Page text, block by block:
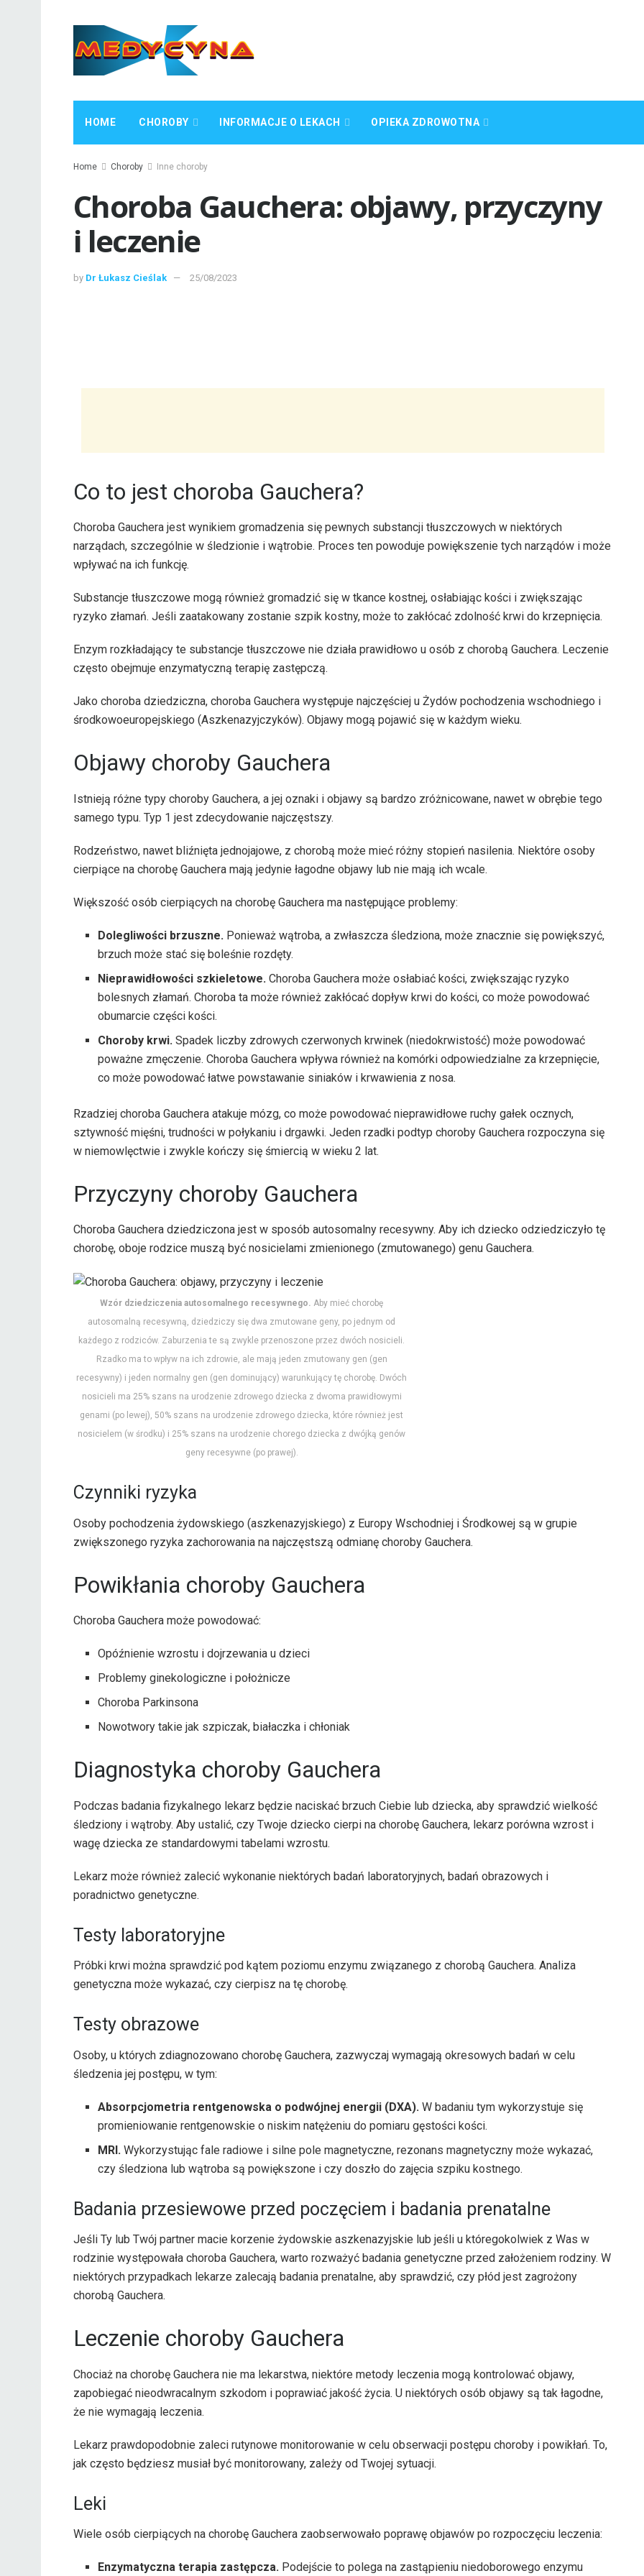
HOME CHOROBY INFORMACJE O LEKACH OPIEKA ZDROWOTNA
Home Choroby Inne choroby
Choroba Gauchera: objawy, przyczyny
i leczenie
by Dr Łukasz Cieślak 25/08/2023
Co to jest choroba Gauchera?
Choroba Gauchera jest wynikiem gromadzenia się pewnych substancji tłuszczowych w niektórych
narządach, szczególnie w śledzionie i wątrobie. Proces ten powoduje powiększenie tych narządów i może
wpływać na ich funkcję.
Substancje tłuszczowe mogą również gromadzić się w tkance kostnej, osłabiając kości i zwiększając
ryzyko złamań. Jeśli zaatakowany zostanie szpik kostny, może to zakłócać zdolność krwi do krzepnięcia.
Enzym rozkładający te substancje tłuszczowe nie działa prawidłowo u osób z chorobą Gauchera. Leczenie
często obejmuje enzymatyczną terapię zastępczą.
Jako choroba dziedziczna, choroba Gauchera występuje najczęściej u Żydów pochodzenia wschodniego i
środkowoeuropejskiego (Aszkenazyjczyków). Objawy mogą pojawić się w każdym wieku.
Objawy choroby Gauchera
Istnieją różne typy choroby Gauchera, a jej oznaki i objawy są bardzo zróżnicowane, nawet w obrębie tego
samego typu. Typ 1 jest zdecydowanie najczęstszy.
Rodzeństwo, nawet bliźnięta jednojajowe, z chorobą może mieć różny stopień nasilenia. Niektóre osoby
cierpiące na chorobę Gauchera mają jedynie łagodne objawy lub nie mają ich wcale.
Większość osób cierpiących na chorobę Gauchera ma następujące problemy:
Dolegliwości brzuszne. Ponieważ wątroba, a zwłaszcza śledziona, może znacznie się powiększyć,
brzuch może stać się boleśnie rozdęty.
Nieprawidłowości szkieletowe. Choroba Gauchera może osłabiać kości, zwiększając ryzyko
bolesnych złamań. Choroba ta może również zakłócać dopływ krwi do kości, co może powodować
obumarcie części kości.
Choroby krwi. Spadek liczby zdrowych czerwonych krwinek (niedokrwistość) może powodować
poważne zmęczenie. Choroba Gauchera wpływa również na komórki odpowiedzialne za krzepnięcie,
co może powodować łatwe powstawanie siniaków i krwawienia z nosa.
Rzadziej choroba Gauchera atakuje mózg, co może powodować nieprawidłowe ruchy gałek ocznych,
sztywność mięśni, trudności w połykaniu i drgawki. Jeden rzadki podtyp choroby Gauchera rozpoczyna się
w niemowlęctwie i zwykle kończy się śmiercią w wieku 2 lat.
Przyczyny choroby Gauchera
Choroba Gauchera dziedziczona jest w sposób autosomalny recesywny. Aby ich dziecko odziedziczyło tę
chorobę, oboje rodzice muszą być nosicielami zmienionego (zmutowanego) genu Gauchera.
Wzór dziedziczenia autosomalnego recesywnego. Aby mieć chorobę
autosomalną recesywną, dziedziczy się dwa zmutowane geny, po jednym od
każdego z rodziców. Zaburzenia te są zwykle przenoszone przez dwóch nosicieli.
Rzadko ma to wpływ na ich zdrowie, ale mają jeden zmutowany gen (gen
recesywny) i jeden normalny gen (gen dominujący) warunkujący tę chorobę. Dwóch
nosicieli ma 25% szans na urodzenie zdrowego dziecka z dwoma prawidłowymi
genami (po lewej), 50% szans na urodzenie zdrowego dziecka, które również jest
nosicielem (w środku) i 25% szans na urodzenie chorego dziecka z dwójką genów
geny recesywne (po prawej).
Czynniki ryzyka
Osoby pochodzenia żydowskiego (aszkenazyjskiego) z Europy Wschodniej i Środkowej są w grupie
zwiększonego ryzyka zachorowania na najczęstszą odmianę choroby Gauchera.
Powikłania choroby Gauchera
Choroba Gauchera może powodować:
Opóźnienie wzrostu i dojrzewania u dzieci
Problemy ginekologiczne i położnicze
Choroba Parkinsona
Nowotwory takie jak szpiczak, białaczka i chłoniak
Diagnostyka choroby Gauchera
Podczas badania fizykalnego lekarz będzie naciskać brzuch Ciebie lub dziecka, aby sprawdzić wielkość
śledziony i wątroby. Aby ustalić, czy Twoje dziecko cierpi na chorobę Gauchera, lekarz porówna wzrost i
wagę dziecka ze standardowymi tabelami wzrostu.
Lekarz może również zalecić wykonanie niektórych badań laboratoryjnych, badań obrazowych i
poradnictwo genetyczne.
Testy laboratoryjne
Próbki krwi można sprawdzić pod kątem poziomu enzymu związanego z chorobą Gauchera. Analiza
genetyczna może wykazać, czy cierpisz na tę chorobę.
Testy obrazowe
Osoby, u których zdiagnozowano chorobę Gauchera, zazwyczaj wymagają okresowych badań w celu
śledzenia jej postępu, w tym:
Absorpcjometria rentgenowska o podwójnej energii (DXA). W badaniu tym wykorzystuje się
promieniowanie rentgenowskie o niskim natężeniu do pomiaru gęstości kości.
MRI. Wykorzystując fale radiowe i silne pole magnetyczne, rezonans magnetyczny może wykazać,
czy śledziona lub wątroba są powiększone i czy doszło do zajęcia szpiku kostnego.
Badania przesiewowe przed poczęciem i badania prenatalne
Jeśli Ty lub Twój partner macie korzenie żydowskie aszkenazyjskie lub jeśli u któregokolwiek z Was w
rodzinie występowała choroba Gauchera, warto rozważyć badania genetyczne przed założeniem rodziny. W
niektórych przypadkach lekarze zalecają badania prenatalne, aby sprawdzić, czy płód jest zagrożony
chorobą Gauchera.
Leczenie choroby Gauchera
Chociaż na chorobę Gauchera nie ma lekarstwa, niektóre metody leczenia mogą kontrolować objawy,
zapobiegać nieodwracalnym szkodom i poprawiać jakość życia. U niektórych osób objawy są tak łagodne,
że nie wymagają leczenia.
Lekarz prawdopodobnie zaleci rutynowe monitorowanie w celu obserwacji postępu choroby i powikłań. To,
jak często będziesz musiał być monitorowany, zależy od Twojej sytuacji.
Leki
Wiele osób cierpiących na chorobę Gauchera zaobserwowało poprawę objawów po rozpoczęciu leczenia:
Enzymatyczna terapia zastępcza. Podejście to polega na zastąpieniu niedoborowego enzymu